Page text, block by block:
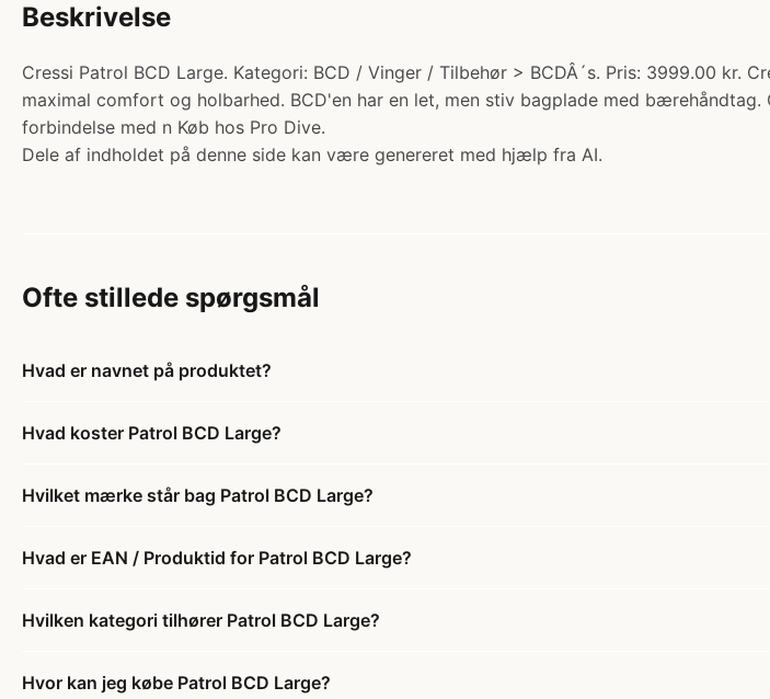
Beskrivelse
Cressi Patrol BCD Large. Kategori: BCD / Vinger / Tilbehør > BCDÂ´s. Pris: 3999.00 kr.
maximal comfort og holbarhed. BCD'en har en let, men stiv bagplade med
forbindelse med n Køb hos Pro Dive.
Dele af indholdet på denne side kan være genereret med hjælp fra AI.
Ofte stillede spørgsmål
Hvad er navnet på produktet?
Hvad koster Patrol BCD Large?
Hvilket mærke står bag Patrol BCD Large?
Hvad er EAN / Produktid for Patrol BCD Large?
Hvilken kategori tilhører Patrol BCD Large?
Hvor kan jeg købe Patrol BCD Large?